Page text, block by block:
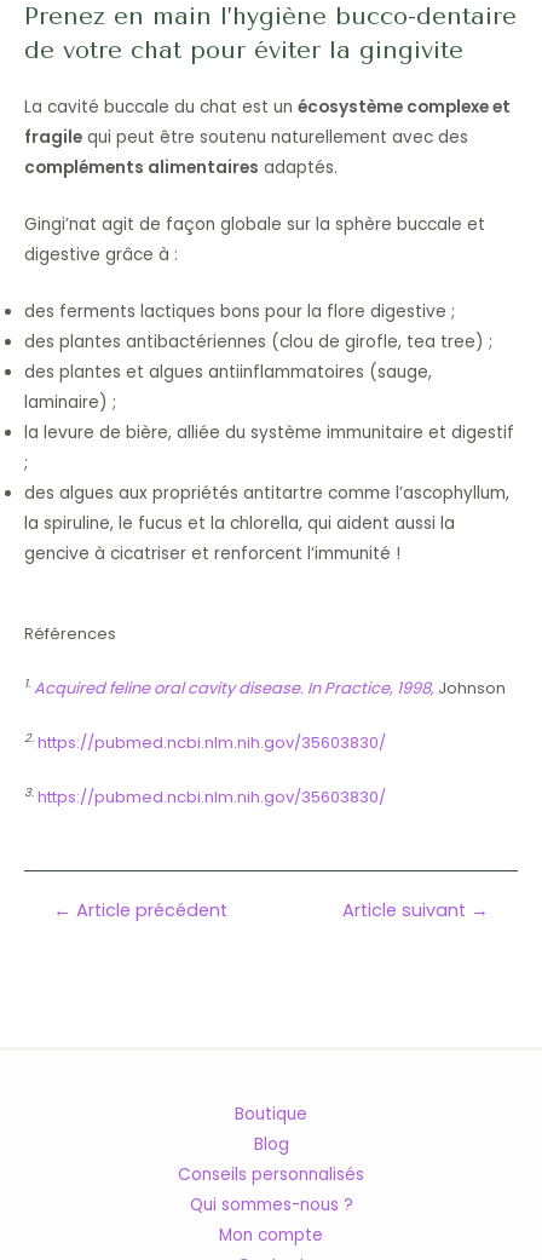
Prenez en main l’hygiène bucco-dentaire
de votre chat pour éviter la gingivite
La cavité buccale du chat est un écosystème complexe et
fragile qui peut être soutenu naturellement avec des
compléments alimentaires adaptés.
Gingi’nat agit de façon globale sur la sphère buccale et
digestive grâce à :
des ferments lactiques bons pour la flore digestive ;
des plantes antibactériennes (clou de girofle, tea tree) ;
des plantes et algues antiinflammatoires (sauge,
laminaire) ;
la levure de bière, alliée du système immunitaire et digestif
;
des algues aux propriétés antitartre comme l’ascophyllum,
la spiruline, le fucus et la chlorella, qui aident aussi la
gencive à cicatriser et renforcent l’immunité !
Références
1. Acquired feline oral cavity disease. In Practice, 1998, Johnson
2. https://pubmed.ncbi.nlm.nih.gov/35603830/
3. https://pubmed.ncbi.nlm.nih.gov/35603830/
Navigation
← Article précédent Article suivant →
Boutique
Blog
Conseils personnalisés
Qui sommes-nous ?
Mon compte